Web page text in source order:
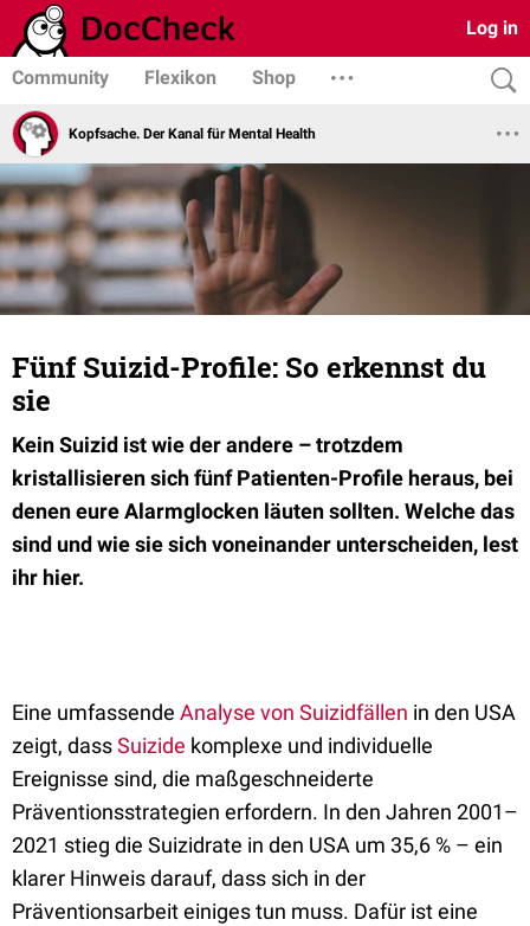
Log in
Community Flexikon Shop
Kopfsache. Der Kanal für Mental Health
Fünf Suizid-Profile: So erkennst du
sie
Kein Suizid ist wie der andere – trotzdem
kristallisieren sich fünf Patienten-Profile heraus, bei
denen eure Alarmglocken läuten sollten. Welche das
sind und wie sie sich voneinander unterscheiden, lest
ihr hier.
Eine umfassende Analyse von Suizidfällen in den USA
zeigt, dassSuizide komplexe und individuelle
Ereignisse sind, die maßgeschneiderte
Präventionsstrategien erfordern. In den Jahren 2001–
2021 stieg die Suizidrate in den USA um 35,6 % – ein
klarer Hinweis darauf, dass sich in der
Präventionsarbeit einiges tun muss. Dafür ist eine